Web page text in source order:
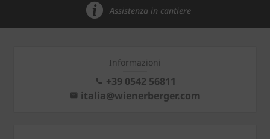
Assistenza in cantiere
Informazioni
+39 0542 56811
italia@wienerberger.com